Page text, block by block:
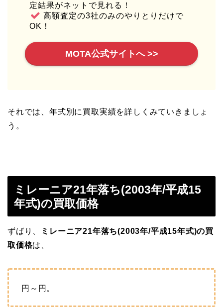
定結果がネットで見れる！
高額査定の3社のみのやりとりだけで
OK！
MOTA公式サイトへ >>
それでは、年式別に買取実績を詳しくみていきましょ
う。
ミレーニア21年落ち(2003年/平成15
年式)の買取価格
ずばり、
ミレーニア21年落ち(2003年/平成15年式)の買
取価格は、
円～ 円。